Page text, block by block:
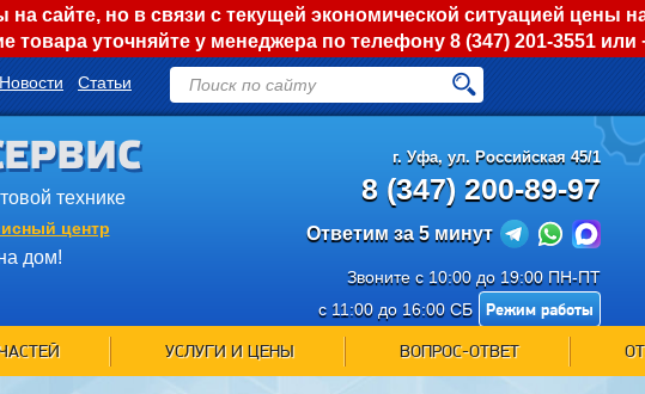
сайте, но в связи с текущей экономической ситуацией цены
товара уточняйте у менеджера по телефону 8 (347) 201-3551или
Новости Статьи
технике
центр
дом!
г. Уфа, ул. Российская 45/1
8 (347) 200-89-97
Ответим за 5 минут
Звоните с 10:00 до 19:00 ПН-ПТ
с 11:00 до 16:00 СБ
Режим работы
УСЛУГИ И ЦЕНЫ ВОПРОС-ОТВЕТ